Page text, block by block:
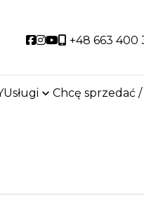
Social link
Social link
Social link
+48 663 400
Usługi Chcę sprzedać